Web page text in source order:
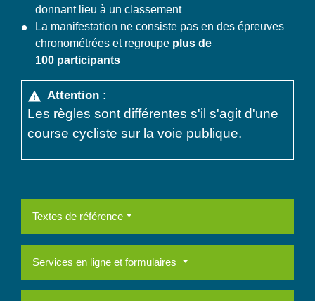
donnant lieu à un classement
La manifestation ne consiste pas en des épreuves
chronométrées et regroupe plus de
100 participants
warning Attention :
Les règles sont différentes s'il s'agit d'une
course cycliste sur la voie publique.
Textes de référence
Services en ligne et formulaires